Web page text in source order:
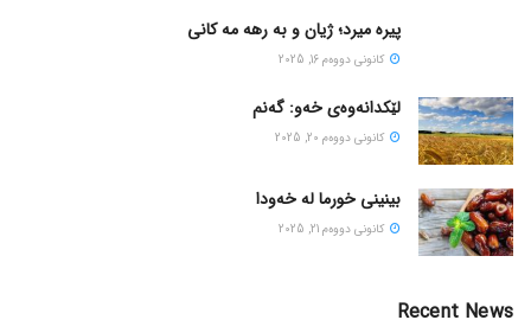
پیره میرد؛ ژیان و به رهه مه کانی
كانونی دووه‌م 16, 2025
لێکدانەوەی خەو: گەنم
كانونی دووه‌م 20, 2025
بینینی خورما لە خەودا
كانونی دووه‌م 21, 2025
Recent News